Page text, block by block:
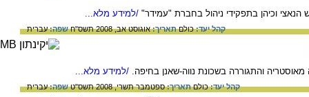
וכיהן בתפקידי ניהול בחברת "עמידר" /למידע מלא...
קהל יעד:כולםתאריך:אוגוסט אב, 2008 תשס"ח שפה:עברית
מאוסטריה והתגוררה בשכונת נווה-שאנן בחיפה. /למידע מלא...
קהל יעד:כולםתאריך:ספטמבר תשרי, 2008 תשס"ט שפה:עברית